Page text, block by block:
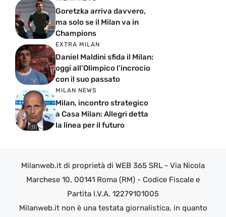
Goretzka arriva davvero,
ma solo se il Milan va in
Champions
EXTRA MILAN
Daniel Maldini sfida il Milan:
oggi all’Olimpico l’incrocio
con il suo passato
MILAN NEWS
Milan, incontro strategico
a Casa Milan: Allegri detta
la linea per il futuro
Milanweb.it di proprietà di WEB 365 SRL - Via Nicola
Marchese 10, 00141 Roma (RM) - Codice Fiscale e
Partita I.V.A. 12279101005
Milanweb.it non è una testata giornalistica, in quanto